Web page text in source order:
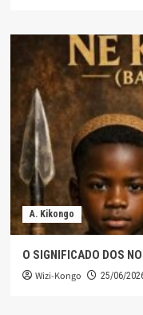
A. Kikongo
O SIGNIFICADO DOS
Wizi-Kongo 25/06/